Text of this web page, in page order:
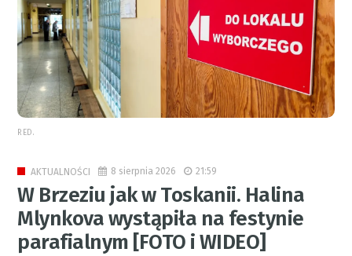
RED.
AKTUALNOŚCI 8 sierpnia 2026 21:59
W Brzeziu jak w Toskanii. Halina
Mlynkova wystąpiła na festynie
parafialnym [FOTO i WIDEO]